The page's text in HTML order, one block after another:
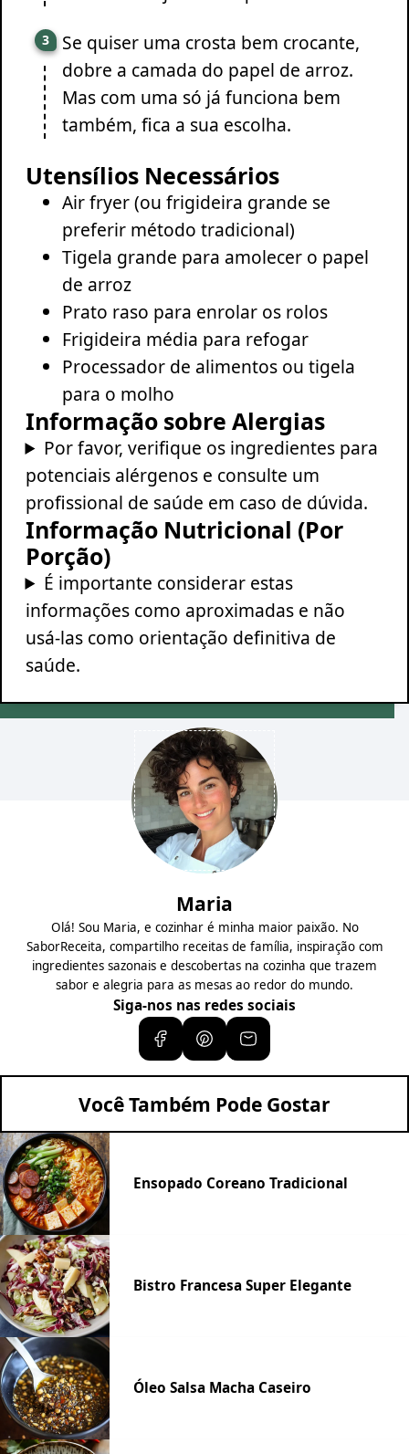
Se quiser uma crosta bem crocante,
dobre a camada do papel de arroz.
Mas com uma só já funciona bem
também, fica a sua escolha.
Utensílios Necessários
Air fryer (ou frigideira grande se
preferir método tradicional)
Tigela grande para amolecer o papel
de arroz
Prato raso para enrolar os rolos
Frigideira média para refogar
Processador de alimentos ou tigela
para o molho
Informação sobre Alergias
Por favor, verifique os ingredientes para
potenciais alérgenos e consulte um
profissional de saúde em caso de dúvida.
Informação Nutricional (Por
Porção)
É importante considerar estas
informações como aproximadas e não
usá-las como orientação definitiva de
saúde.
Maria
Olá! Sou Maria, e cozinhar é minha maior paixão. No
SaborReceita, compartilho receitas de família, inspiração com
ingredientes sazonais e descobertas na cozinha que trazem
sabor e alegria para as mesas ao redor do mundo.
Siga-nos nas redes sociais
Você Também Pode Gostar
Ensopado Coreano Tradicional
Bistro Francesa Super Elegante
Óleo Salsa Macha Caseiro